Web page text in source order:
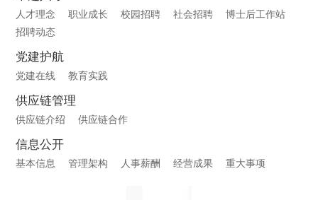
人才理念 职业成长 校园招聘 社会招聘
博士后工作站
招聘动态
党建护航
党建在线 教育实践
供应链管理
供应链介绍 供应链合作
信息公开
基本信息 管理架构 人事薪酬 经营成果 重大事项